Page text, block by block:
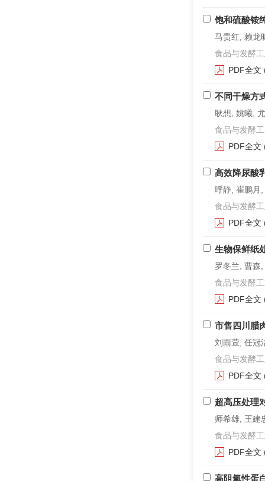
饱和硫酸铵
马贵红, 赖龙
食品与发酵
PDF全文
不同干燥方
耿想, 姚曦,
食品与发酵
PDF全文
高效降尿酸
呼静, 崔鹏月,
食品与发酵
PDF全文
生物保鲜纸
罗冬兰, 曹森
食品与发酵
PDF全文
市售四川腊
刘雨萱, 任冠
食品与发酵
PDF全文
超高压处理
师希雄, 王建
食品与发酵
PDF全文
高阻氧性蛋